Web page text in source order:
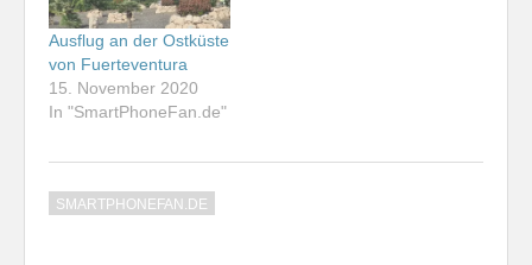
Ausflug an der Ostküste
von Fuerteventura
15. November 2020
In "SmartPhoneFan.de"
SMARTPHONEFAN.DE